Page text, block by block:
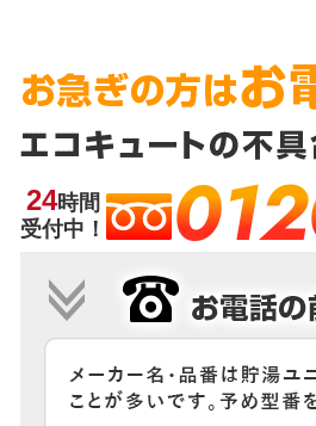
24時間
受付中！